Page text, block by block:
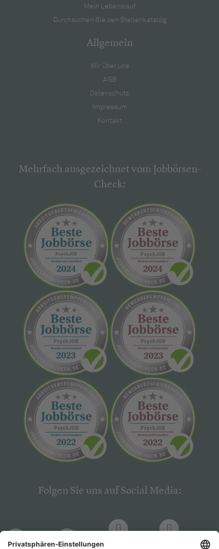
Mein Lebenslauf
Durchsuchen Sie den Stellenkatalog
Allgemein
Wir über uns
AGB
Datenschutz
Impressum
Kontakt
Mehrfach ausgezeichnet vom Jobbörsen-
Check:
Folgen Sie uns auf Social Media: